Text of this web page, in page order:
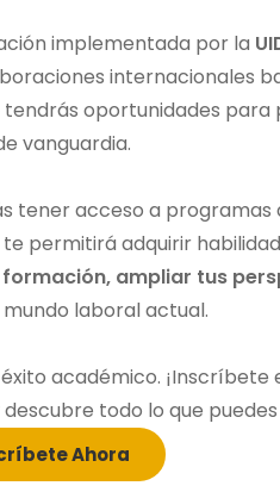
Ahora
implementada por la
internacionales
oportunidades
vanguardia.
tener acceso a
permitirá adquirir
ampliar tus
laboral actual.
académico. ¡Inscríbete
descubre todo lo que